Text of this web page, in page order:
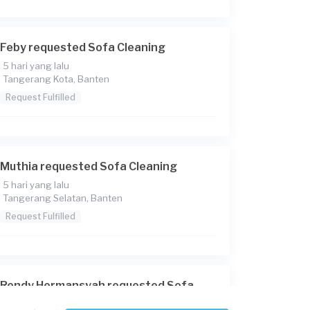
Feby requested Sofa Cleaning
5 hari yang lalu
Tangerang Kota, Banten
Request Fulfilled
Muthia requested Sofa Cleaning
5 hari yang lalu
Tangerang Selatan, Banten
Request Fulfilled
Rendy Hermansyah requested Sofa